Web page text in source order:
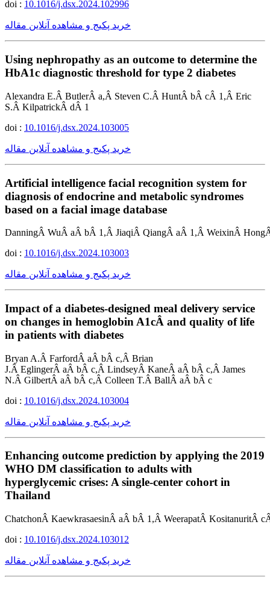
doi : 10.1016/j.dsx.2024.102996
خرید پکیج و مشاهده آنلاین مقاله
Using nephropathy as an outcome to determine the
HbA1c diagnostic threshold for type 2 diabetes
Alexandra E.Â ButlerÂ a,Â Steven C.Â HuntÂ bÂ cÂ 1,Â Eric
S.Â KilpatrickÂ dÂ 1
doi : 10.1016/j.dsx.2024.103005
خرید پکیج و مشاهده آنلاین مقاله
Artificial intelligence facial recognition system for
diagnosis of endocrine and metabolic syndromes
based on a facial image database
DanningÂ WuÂ aÂ bÂ 1,Â JiaqiÂ QiangÂ aÂ 1,Â WeixinÂ
doi : 10.1016/j.dsx.2024.103003
خرید پکیج و مشاهده آنلاین مقاله
Impact of a diabetes-designed meal delivery service
on changes in hemoglobin A1cÂ and quality of life
in patients with diabetes
Bryan A.Â FarfordÂ aÂ bÂ c,Â Brian
J.Â EglingerÂ aÂ bÂ c,Â LindseyÂ KaneÂ aÂ bÂ c,Â James
N.Â GilbertÂ aÂ bÂ c,Â Colleen T.Â BallÂ aÂ bÂ c
doi : 10.1016/j.dsx.2024.103004
خرید پکیج و مشاهده آنلاین مقاله
Enhancing outcome prediction by applying the 2019
WHO DM classification to adults with
hyperglycemic crises: A single-center cohort in
Thailand
ChatchonÂ KaewkrasaesinÂ aÂ bÂ 1,Â WeerapatÂ KositanuritÂ
doi : 10.1016/j.dsx.2024.103012
خرید پکیج و مشاهده آنلاین مقاله